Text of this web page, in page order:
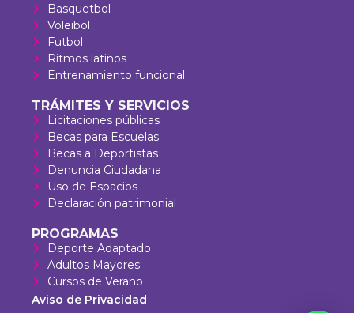
Basquetbol
Voleibol
Futbol
Ritmos latinos
Entrenamiento funcional
TRÁMITES Y SERVICIOS
Licitaciones públicas
Becas para Escuelas
Becas a Deportistas
Denuncia Ciudadana
Uso de Espacios
Declaración patrimonial
PROGRAMAS
Deporte Adaptado
Adultos Mayores
Cursos de Verano
Aviso de Privacidad